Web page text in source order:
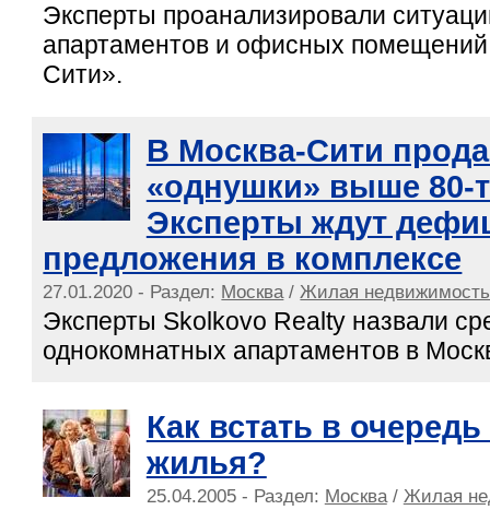
Эксперты проанализировали
апартаментов и офисных
Сити».
В Москва-Сити
«однушки» выше 80-
Эксперты ждут
предложения в комплексе
27.01.2020 - Раздел: Москва/Жилая недвижимость
Эксперты Skolkovo Realty назвали
однокомнатных апартаментов в
Как встать в
жилья?
25.04.2005 - Раздел: Москва/ Жилая